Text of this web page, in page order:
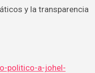
y la transparencia
politico-a-johel-